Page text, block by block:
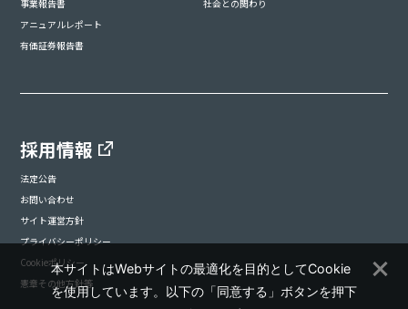
事業報告書
アニュアルレポート
有価証券報告書
社会との関わり
採用情報
法定公告
お問い合わせ
サイト運営方針
プライバシーポリシー
Cookieポリシー
憲章その他方針等
本サイトはWebサイトの最適化を目的としてCookie
を使用しています。以下の「同意する」ボタンを押下